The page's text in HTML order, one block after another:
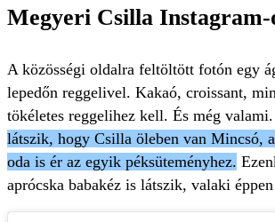
Megyeri Csilla Instagram-
A közösségi oldalra feltöltött fotón egy
lepedőn reggelivel. Kakaó, croissant,
tökéletes reggelihez kell. És még valami.
látszik, hogy Csilla öleben van Mincsó,
oda is ér az egyik péksüteményhez.
aprócska babakéz is látszik, valaki